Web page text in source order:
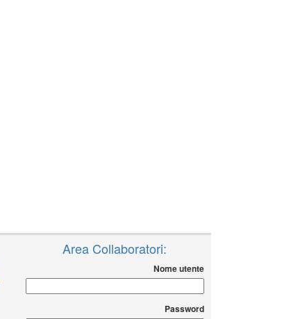
Area Collaboratori:
Nome utente
Password